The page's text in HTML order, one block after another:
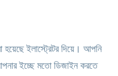
হয়েছে ইলাস্ট্রেটর দিয়ে। আপনি
ইচ্ছে মতো ডিজাইন করতে